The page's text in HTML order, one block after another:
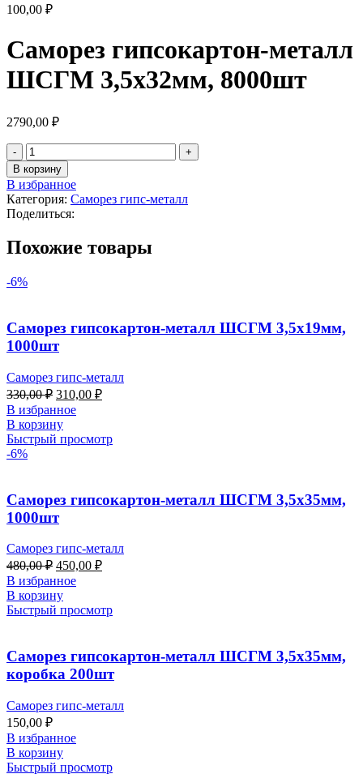
100,00 ₽
Саморез гипсокартон-металл
ШСГМ 3,5х32мм, 8000шт
2790,00 ₽
Количество
товара
Саморез
гипсокартон-
металл
ШСГМ
8000шт
В корзину
В избранное
Категория: Саморез гипс-металл
Поделиться:
Похожие товары
-6%
Саморез гипсокартон-металл ШСГМ 3,5х19мм,
1000шт
Саморез гипс-металл
330,00₽ Первоначальная
цена
составляла
330,00 ₽.
310,00 ₽Текущая
В избранное
В корзину
Быстрый просмотр
-6%
Саморез гипсокартон-металл ШСГМ 3,5х35мм,
1000шт
Саморез гипс-металл
480,00₽ Первоначальная
цена
составляла
480,00 ₽.
450,00 ₽Текущая
В избранное
В корзину
Быстрый просмотр
Саморез гипсокартон-металл ШСГМ 3,5х35мм,
коробка 200шт
Саморез гипс-металл
150,00 ₽
В избранное
В корзину
Быстрый просмотр